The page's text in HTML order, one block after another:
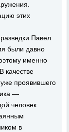
этих
Павел
были давно
именно
качестве
проявившего
—
человек
в